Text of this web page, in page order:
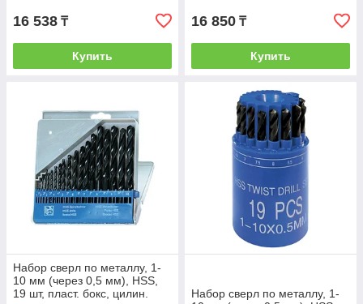
16 538 ₸
Купить
16 850 ₸
Купить
Набор сверл по металлу, 1-
10 мм (через 0,5 мм), HSS,
19 шт, пласт. бокс, цилин.
Набор сверл по металлу, 1-